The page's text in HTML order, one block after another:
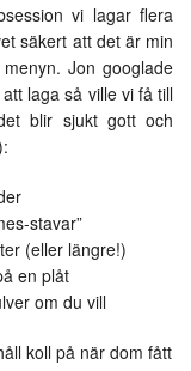
vi lagar flera
säkert att det är min
Jon googlade
laga så ville vi få till
blir sjukt gott och
stavar”
(eller längre!)
en plåt
om du vill
koll på när dom fått